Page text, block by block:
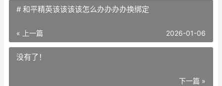
# 和平精英该该该该怎么办办办办换绑定
« 上一篇 2026-01-06
没有了！
下一篇 »